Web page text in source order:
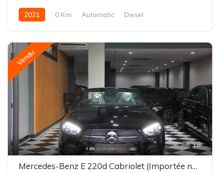
2021 0 Km Automatic Diesel
Vendu
18
Mercedes-Benz E 220d Cabriolet (Importée neuve)